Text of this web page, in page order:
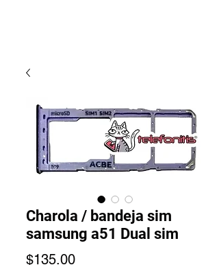
Charola / bandeja sim
samsung a51 Dual sim
$135.00Precio